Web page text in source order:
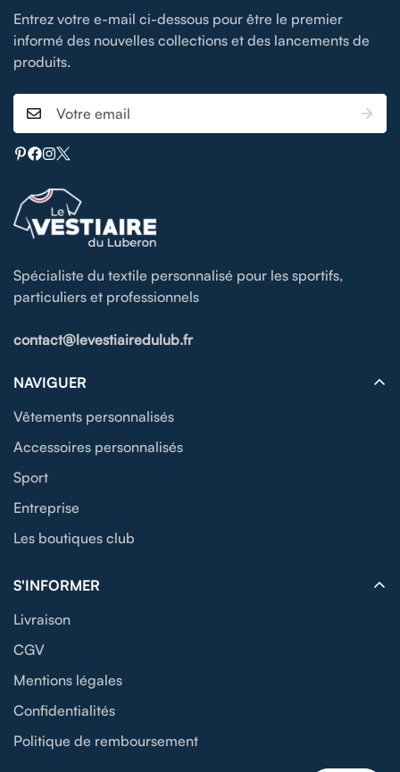
Spécialiste du textile personnalisé pour les sportifs,
particuliers et professionnels
contact@levestiairedulub.fr
NAVIGUER
Vêtements personnalisés
Accessoires personnalisés
Sport
Entreprise
Les boutiques club
S'INFORMER
Livraison
CGV
Mentions légales
Confidentialités
Politique de remboursement
Entrez votre e-mail ci-dessous pour être le premier
informé des nouvelles collections et des lancements de
produits.